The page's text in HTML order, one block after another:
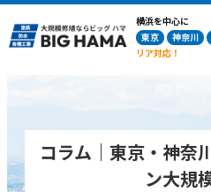
横浜を中心に
東京
神奈川
リア対応！
コラム｜東京・神奈
ン大規